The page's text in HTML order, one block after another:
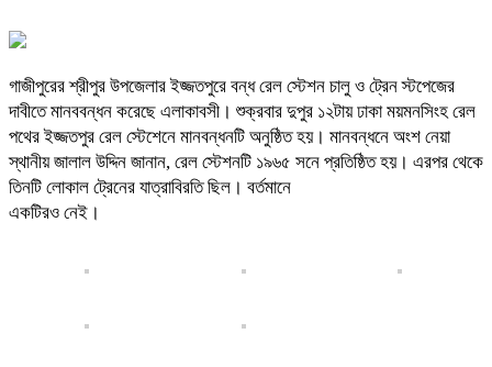
গাজীপুরের শ্রীপুর উপজেলার ইজ্জতপুরে বন্ধ রেল স্টেশন চালু ও ট্রেন স্টপেজের
দাবীতে মানববন্ধন করেছে এলাকাবসী। শুক্রবার দুপুর ১২টায় ঢাকা ময়মনসিংহ রেল
পথের ইজ্জতপুর রেল স্টেশেনে মানবন্ধনটি অনুষ্ঠিত হয়। মানবন্ধনে অংশ নেয়া
স্থানীয় জালাল উদ্দিন জানান, রেল স্টেশনটি ১৯৬৫ সনে প্রতিষ্ঠিত হয়। এরপর থেকে
তিনটি লোকাল ট্রেনের যাত্রাবিরতি ছিল। বর্তমানে
একটিরও নেই।